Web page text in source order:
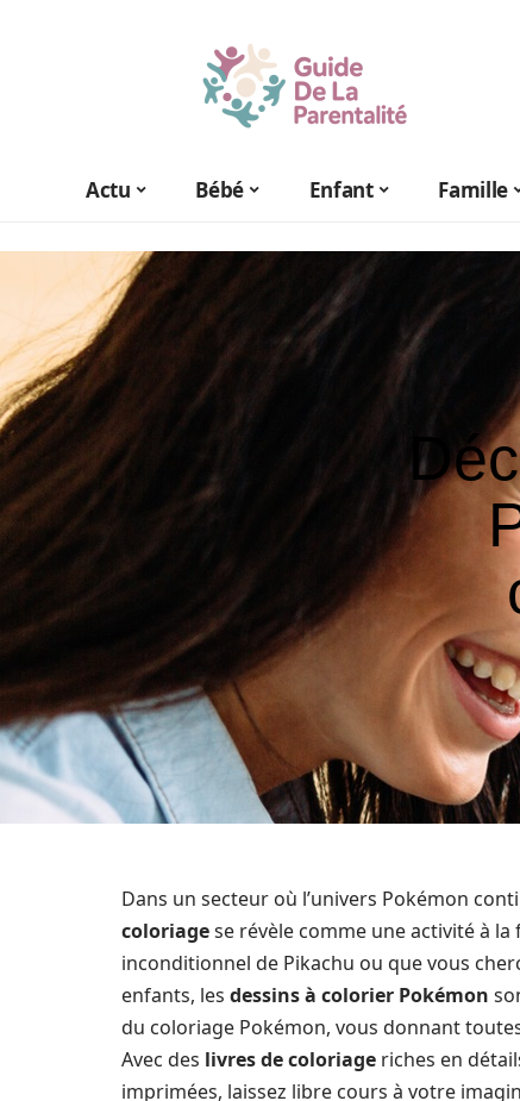
Actu Bébé Enfant Famille
Dans un secteur où l’univers Pokémon
coloriagese révèle comme une activité à
inconditionnel de Pikachu ou que vous
enfants, les dessins à colorier Pokémon
du coloriage Pokémon, vous donnant
Avec des livres de coloriage riches en
imprimées, laissez libre cours à votre